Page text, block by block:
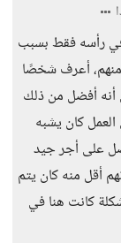
رأسه فقط بسبب
أعرف شخصًا
أنه أفضل من ذلك
كان يشبه
على أجر جيد
أقل منه كان يتم
كانت هنا في